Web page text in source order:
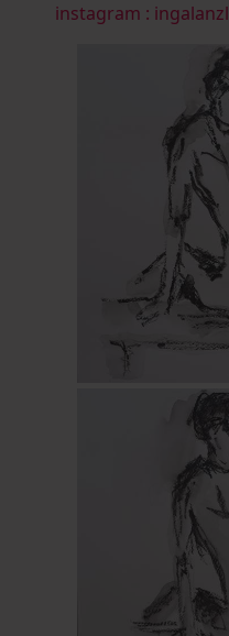
instagram : ingalanzl